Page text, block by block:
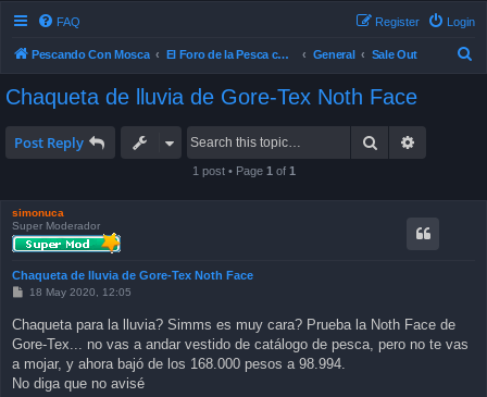
FAQ Login
Register
Pescando Con Mosca El Foro de la Pesca con Mosca en Chile General Sale Out
Chaqueta de lluvia de Gore-Tex Noth Face
Post Reply Search
1 post • Page 1 of 1
simonuca
Super Moderador
Chaqueta de lluvia de Gore-Tex Noth Face
P
t
18 May 2020, 12:05
Chaqueta para la lluvia? Simms es muy cara? Prueba la Noth Face de
Gore-Tex... no vas a andar vestido de catálogo de pesca, pero no te vas
a mojar, y ahora bajó de los 168.000 pesos a 98.994.
No diga que no avisé